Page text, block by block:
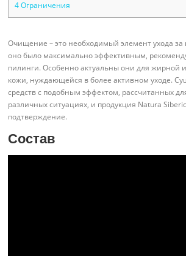
4 Ограничения
Очищение – это необходимый элемент ухода
оно было максимально эффективным,
пилинги. Особенно актуальны они для жирной
кожи, нуждающейся в более активном уходе.
средств с подобным эффектом, рассчитанных
различных ситуациях, и продукция Natura
подтверждение.
Состав